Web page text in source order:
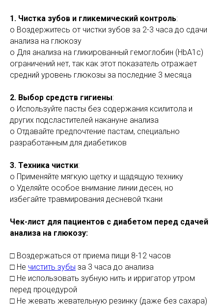
1. Чистка зубов и гликемический контроль:
o Воздержитесь от чистки зубов за 2-3 часа до сдачи
анализа на глюкозу
o Для анализа на гликированный гемоглобин (HbA1c)
ограничений нет, так как этот показатель отражает
средний уровень глюкозы за последние 3 месяца
2. Выбор средств гигиены:
o Используйте пасты без содержания ксилитола и
других подсластителей накануне анализа
o Отдавайте предпочтение пастам, специально
разработанным для диабетиков
3. Техника чистки:
o Применяйте мягкую щетку и щадящую технику
o Уделяйте особое внимание линии десен, но
избегайте травмирования десневой ткани
Чек-лист для пациентов с диабетом перед сдачей
анализа на глюкозу:
□ Воздержаться от приема пищи 8-12 часов
□ Не чистить зубы за 3 часа до анализа
□ Не использовать зубную нить и ирригатор утром
перед процедурой
□ Не жевать жевательную резинку (даже без сахара)